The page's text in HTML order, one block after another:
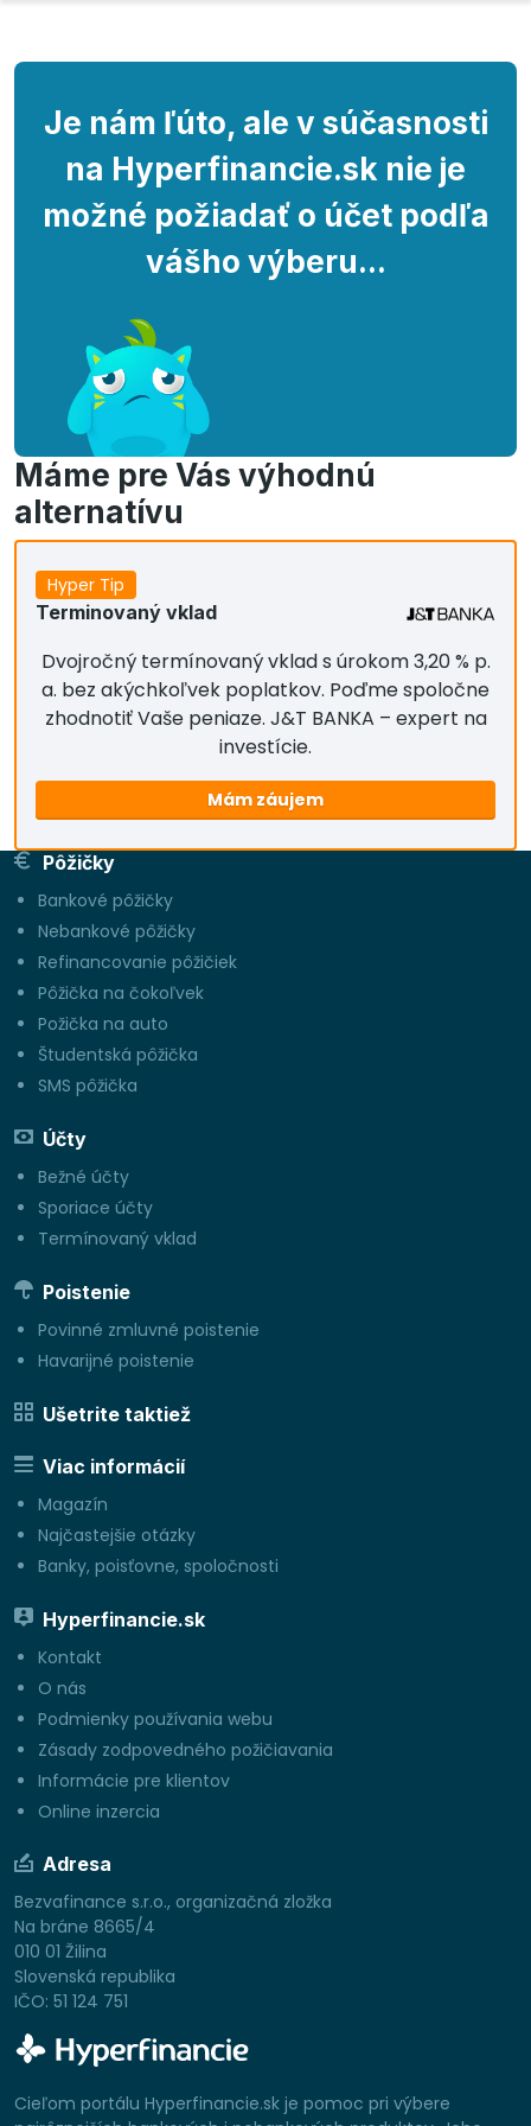
Je nám ľúto, ale v súčasnosti
na Hyperfinancie.sk nie je
možné požiadať o účet podľa
vášho výberu...
Máme pre Vás výhodnú
alternatívu
Hyper Tip
Terminovaný vklad
Dvojročný termínovaný vklad s úrokom 3,20 % p.
a. bez akýchkoľvek poplatkov. Poďme spoločne
zhodnotiť Vaše peniaze. J&T BANKA – expert na
investície.
Mám záujem
Pôžičky
Bankové pôžičky
Nebankové pôžičky
Refinancovanie pôžičiek
Pôžička na čokoľvek
Požička na auto
Študentská pôžička
SMS pôžička
Účty
Bežné účty
Sporiace účty
Termínovaný vklad
Poistenie
Povinné zmluvné poistenie
Havarijné poistenie
Ušetrite taktiež
Viac informácií
Magazín
Najčastejšie otázky
Banky, poisťovne, spoločnosti
Hyperfinancie.sk
Kontakt
O nás
Podmienky používania webu
Zásady zodpovedného požičiavania
Informácie pre klientov
Online inzercia
Adresa
Bezvafinance s.r.o., organizačná zložka
Na bráne 8665/4
010 01 Žilina
Slovenská republika
IČO: 51 124 751
Cieľom portálu Hyperfinancie.sk je pomoc pri výbere